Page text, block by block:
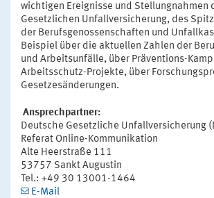
wichtigen Ereignisse und Stellungnahmen
Gesetzlichen Unfallversicherung, des
der Berufsgenossenschaften und
Beispiel über die aktuellen Zahlen der
und Arbeitsunfälle, über Präventions-
Arbeitsschutz-Projekte, über
Gesetzesänderungen.
Ansprechpartner:
Deutsche Gesetzliche Unfallversicherung
Referat Online-Kommunikation
Alte Heerstraße 111
53757 Sankt Augustin
Tel.: +49 30 13001-1464
E-Mail